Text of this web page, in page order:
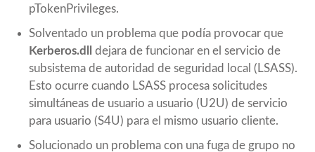
pTokenPrivileges.
Solventado un problema que podía provocar que
Kerberos.dll
dejara de funcionar en el servicio de
subsistema de autoridad de seguridad local (LSASS).
Esto ocurre cuando LSASS procesa solicitudes
simultáneas de usuario a usuario (U2U) de servicio
para usuario (S4U) para el mismo usuario cliente.
Solucionado un problema con una fuga de grupo no